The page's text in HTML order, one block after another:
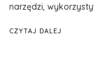
narzędzi,
CZYTAJ DALEJ